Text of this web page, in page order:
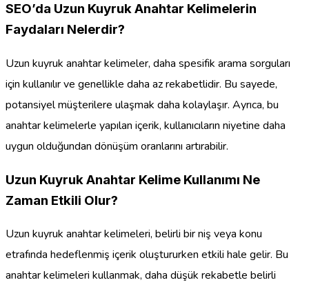
SEO’da Uzun Kuyruk Anahtar Kelimelerin
Faydaları Nelerdir?
Uzun kuyruk anahtar kelimeler, daha spesifik arama sorguları
için kullanılır ve genellikle daha az rekabetlidir. Bu sayede,
potansiyel müşterilere ulaşmak daha kolaylaşır. Ayrıca, bu
anahtar kelimelerle yapılan içerik, kullanıcıların niyetine daha
uygun olduğundan dönüşüm oranlarını artırabilir.
Uzun Kuyruk Anahtar Kelime Kullanımı Ne
Zaman Etkili Olur?
Uzun kuyruk anahtar kelimeleri, belirli bir niş veya konu
etrafında hedeflenmiş içerik oluştururken etkili hale gelir. Bu
anahtar kelimeleri kullanmak, daha düşük rekabetle belirli